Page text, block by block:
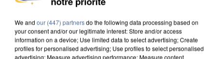
DE SOLIDARITÉ AVEC LES...
We and our (447) partnersdo the following data processing based on
your consent and/or our legitimate interest: Store and/or access
information on a device; Use limited data to select advertising; Create
profiles for personalised advertising; Use profiles to select personalised
advertising; Measure advertising performance; Measure content